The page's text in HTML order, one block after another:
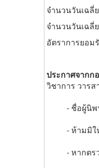
จำนวนวันเฉลี่
จำนวนวันเฉลี่
อัตราการยอม
ประกาศจากก
วิชาการ วาร
- ชื่อผู้นิพนธ์
- ห้ามมิให้บุ
- หากตรวจ